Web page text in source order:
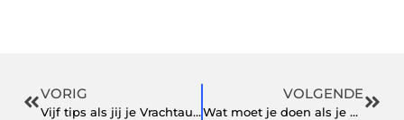
VORIG
Vijf tips als jij je Vrachtauto aanhanger rijbewijs (CE) wil halen
VOLGENDE
Wat moet je doen als je een blessure oploopt?